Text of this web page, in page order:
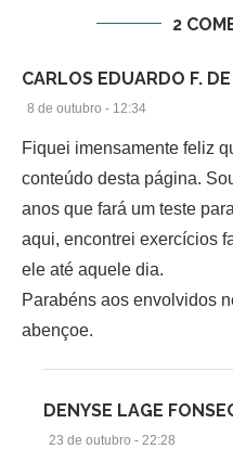
2
CARLOS EDUARDO F.
8 de outubro - 12:34
Fiquei imensamente feliz
conteúdo desta página.
anos que fará um teste
aqui, encontrei exercícios
ele até aquele dia.
Parabéns aos envolvidos
abençoe.
DENYSE LAGE
23 de outubro - 22:28